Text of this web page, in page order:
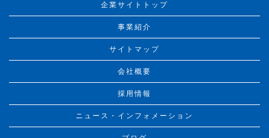
企業サイトトップ
事業紹介
サイトマップ
会社概要
採用情報
ニュース・インフォメーション